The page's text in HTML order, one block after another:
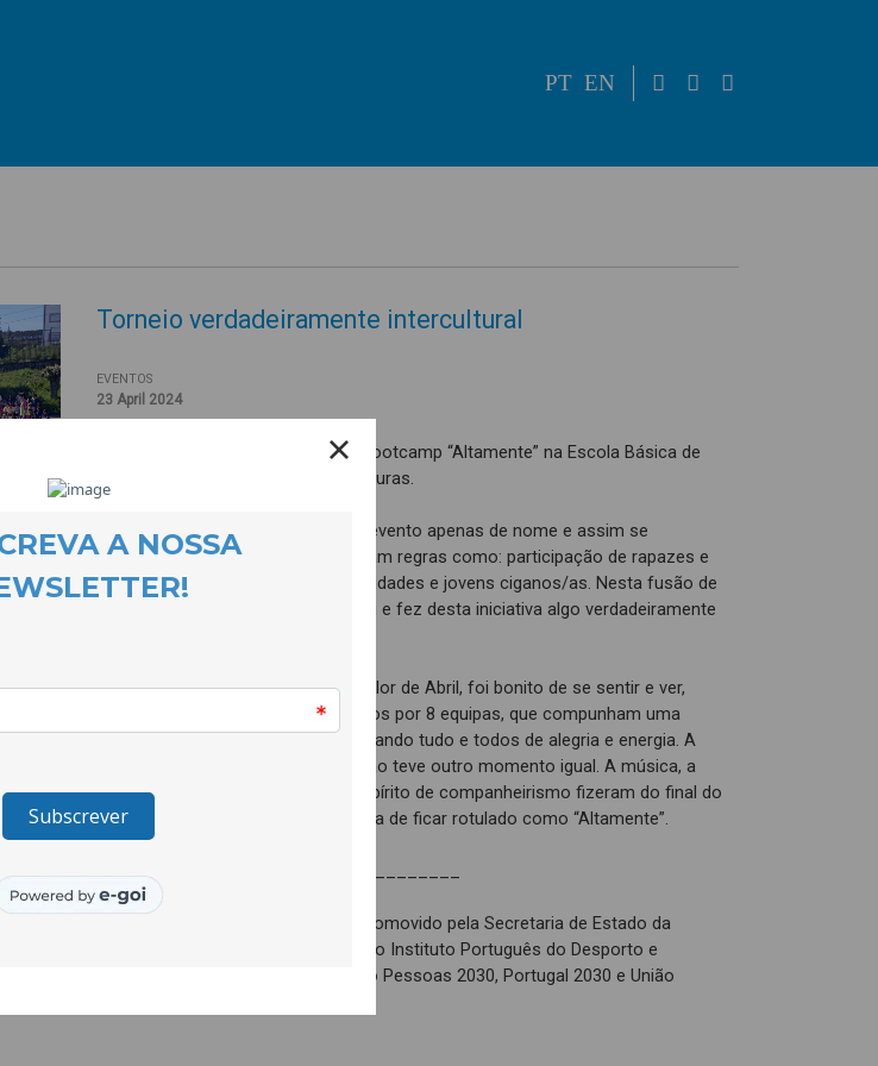
PT EN
Torneio verdadeiramente intercultural
EVENTOS
23 April 2024
Um torneio intercultural fechou o Bootcamp “Altamente” na Escola Básica de
Tortosendo com uma fusão de culturas.
O torneio não nasceu para ser um evento apenas de nome e assim se
constituíram as equipas que incluíram regras como: participação de rapazes e
raparigas; jovens de várias nacionalidades e jovens ciganos/as. Nesta fusão de
culturas o gosto pelo desporto uniu e fez desta iniciativa algo verdadeiramente
O ambiente vivido nesta tarde de calor de Abril, foi bonito de se sentir e ver,
envolveu 78 participantes distribuídos por 8 equipas, que compunham uma
mancha humana ao ar livre, contagiando tudo e todos de alegria e energia. A
tarde era de festa e o Bootcamp não teve outro momento igual. A música, a
claque, a vontade de marcar e o espírito de companheirismo fizeram do final do
Bootcamp um momento que haveria de ficar rotulado como “Altamente”.
__________________________________
O projecto Quero Ser Mais E9G é promovido pela Secretaria de Estado da
Juventude e do Desporto, através do Instituto Português do Desporto e
Juventude, I.P. e é cofinanciado pelo Pessoas 2030, Portugal 2030 e União